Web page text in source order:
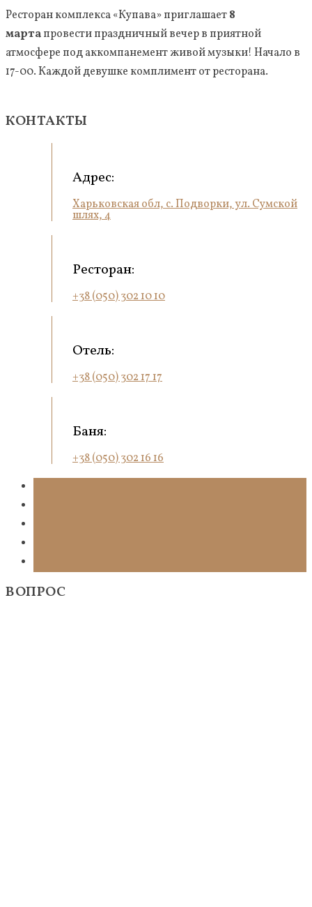
Ресторан комплекса «Купава» приглашает8
мартапровести праздничный вечер в приятной
атмосфере под аккомпанемент живой музыки! Начало в
17-00. Каждой девушке комплимент от ресторана.
КОНТАКТЫ
Адрес:
Харьковская обл, с. Подворки, ул. Сумской
шлях, 4
Ресторан:
+38 (050) 302 10 10
Отель:
+38 (050) 302 17 17
Баня:
+38 (050) 302 16 16
ВОПРОС